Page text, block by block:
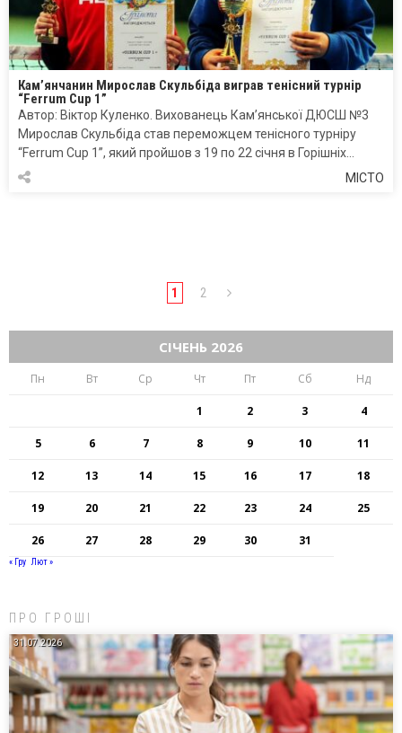
Кам’янчанин Мирослав Скульбіда виграв тенісний турнір
“Ferrum Cup 1”
Автор: Віктор Куленко. Вихованець Кам’янської ДЮСШ №3
Мирослав Скульбіда став переможцем тенісного турніру
“Ferrum Cup 1”, який пройшов з 19 по 22 січня в Горішніх…
МІСТО
1 2
СІЧЕНЬ 2026
Пн Вт Ср Чт Пт Сб Нд
1 2 3 4
5 6 7 8 9 10 11
12 13 14 15 16 17 18
19 20 21 22 23 24 25
26 27 28 29 30 31
« Гру Лют »
ПРО ГРОШІ
31.07.2026